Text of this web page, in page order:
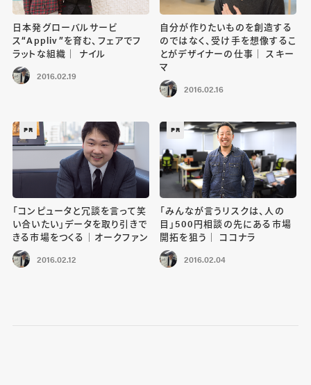
日本発グローバルサービ
ス“Appliv”を育む、フェアでフ
ラットな組織｜ ナイル
2016.02.19
自分が作りたいものを創造する
のではなく、受け手を想像するこ
とがデザイナーの仕事｜ スキー
マ
2016.02.16
PR
「コンピュータと冗談を言って笑
い合いたい」データを取り引きで
きる市場をつくる｜オークファン
2016.02.12
PR
「みんなが言うリスクは、人の
目」500円相談の先にある市場
開拓を狙う｜ ココナラ
2016.02.04